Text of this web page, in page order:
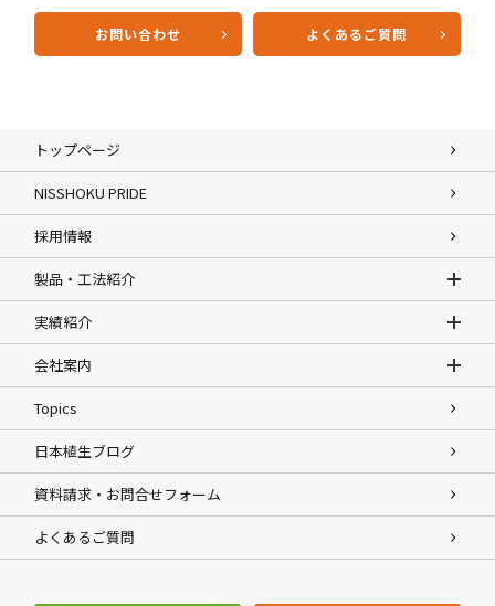
お問い合わせ よくあるご質問
トップページ
NISSHOKU PRIDE
採用情報
製品・工法紹介
実績紹介
会社案内
Topics
日本植生ブログ
資料請求・お問合せフォーム
よくあるご質問